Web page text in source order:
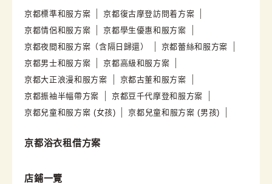
京都標準和服方案
京都復古摩登訪問着方案
京都情侶和服方案
京都學生優惠和服方案
京都夜間和服方案（含隔日歸還）
京都蕾絲和服方案
京都男士和服方案
京都高級和服方案
京都大正浪漫和服方案
京都古董和服方案
京都振袖半幅帶方案
京都豆千代摩登和服方案
京都兒童和服方案 (女孩)
京都兒童和服方案 (男孩)
京都浴衣租借方案
店鋪一覽